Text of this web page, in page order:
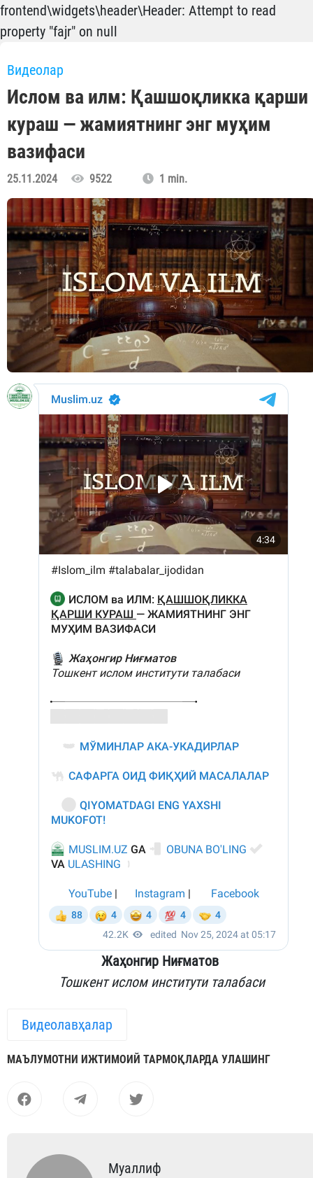
frontend\widgets\header\Header: Attempt to read
property "fajr" on null
Видеолар
Ислом ва илм: Қашшоқликка қарши
кураш — жамиятнинг энг муҳим
вазифаси
25.11.2024 9522 1 min.
Жаҳонгир Ниғматов
Тошкент ислом институти талабаси
Видеолавҳалар
МАЪЛУМОТНИ ИЖТИМОИЙ ТАРМОҚЛАРДА УЛАШИНГ
Муаллиф